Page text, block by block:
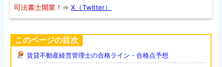
司法書士開業！ ⇒X（Twitter）
このページの目次
賃貸不動産経営管理士の合格ライン・合格点予想